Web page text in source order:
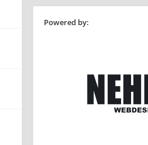
Powered by: